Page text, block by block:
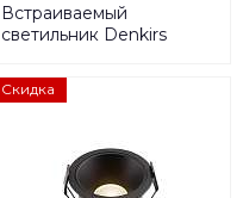
Встраиваемый
светильник Denkirs
Скидка